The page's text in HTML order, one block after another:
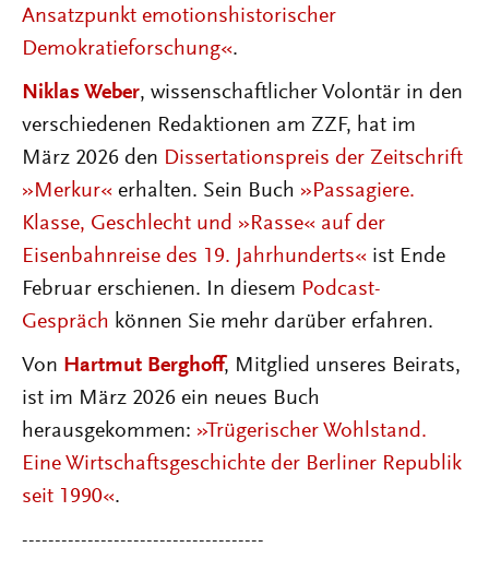
Ansatzpunkt emotionshistorischer
Demokratieforschung«.
Niklas Weber, wissenschaftlicher Volontär in den
verschiedenen Redaktionen am ZZF, hat im
März 2026 den Dissertationspreis der Zeitschrift
»Merkur« erhalten. Sein Buch »Passagiere.
Klasse, Geschlecht und »Rasse« auf der
Eisenbahnreise des 19. Jahrhunderts« ist Ende
Februar erschienen. In diesem Podcast-
Gespräch können Sie mehr darüber erfahren.
Von Hartmut Berghoff, Mitglied unseres Beirats,
ist im März 2026 ein neues Buch
herausgekommen: »Trügerischer Wohlstand.
Eine Wirtschaftsgeschichte der Berliner Republik
seit 1990«.
-------------------------------------